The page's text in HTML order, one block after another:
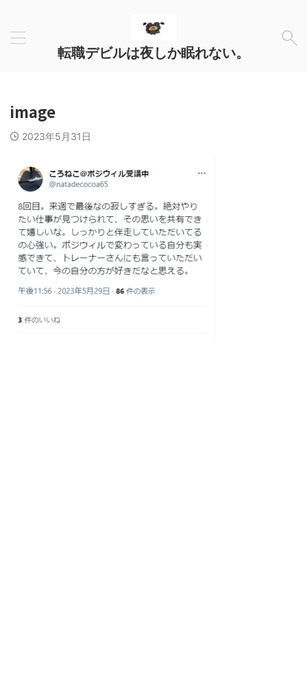
転職デビルは夜しか眠れない。
image
2023年5月31日